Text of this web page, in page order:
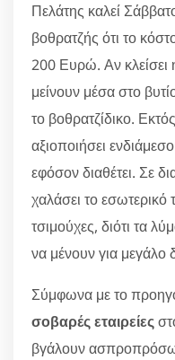
Πελάτης καλεί
βοθρατζής ότι το
200 Ευρώ. Αν κλείσει
μείνουν μέσα στο
το βοθρατζίδικο.
αξιοποιήσει
εφόσον διαθέτει. Σε
χαλάσει το
τσιμούχες, διότι τα
να μένουν για μεγάλο
Σύμφωνα με το
σοβαρές εταιρείες
βγάλουν